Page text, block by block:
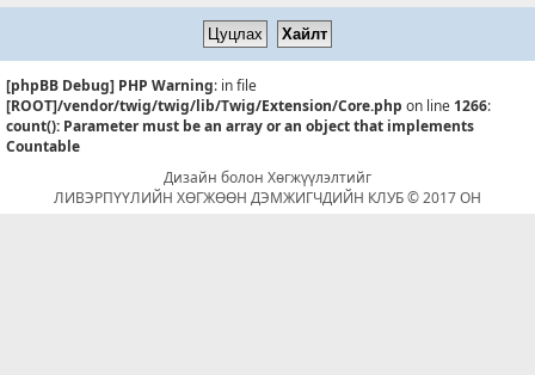
[phpBB Debug] PHP Warning: in file
[ROOT]/vendor/twig/twig/lib/Twig/Extension/Core.php on line 1266:
count(): Parameter must be an array or an object that implements
Countable
Дизайн болон Хөгжүүлэлтийг
ЛИВЭРПҮҮЛИЙН ХӨГЖӨӨН ДЭМЖИГЧДИЙН КЛУБ © 2017 ОН